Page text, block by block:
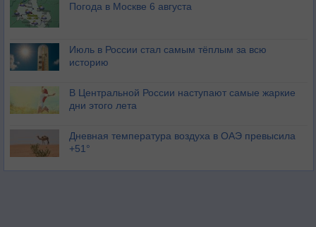
Погода в Москве 6 августа
Июль в России стал самым тёплым за всю
историю
В Центральной России наступают самые жаркие
дни этого лета
Дневная температура воздуха в ОАЭ превысила
+51°